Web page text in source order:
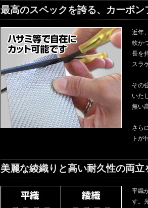
最高のスペックを誇る、カーボ
近年
軟か
長を
スラ
その
いた
無い
さら
トが
美麗な綾織りと高い耐久性の両
平織
す。